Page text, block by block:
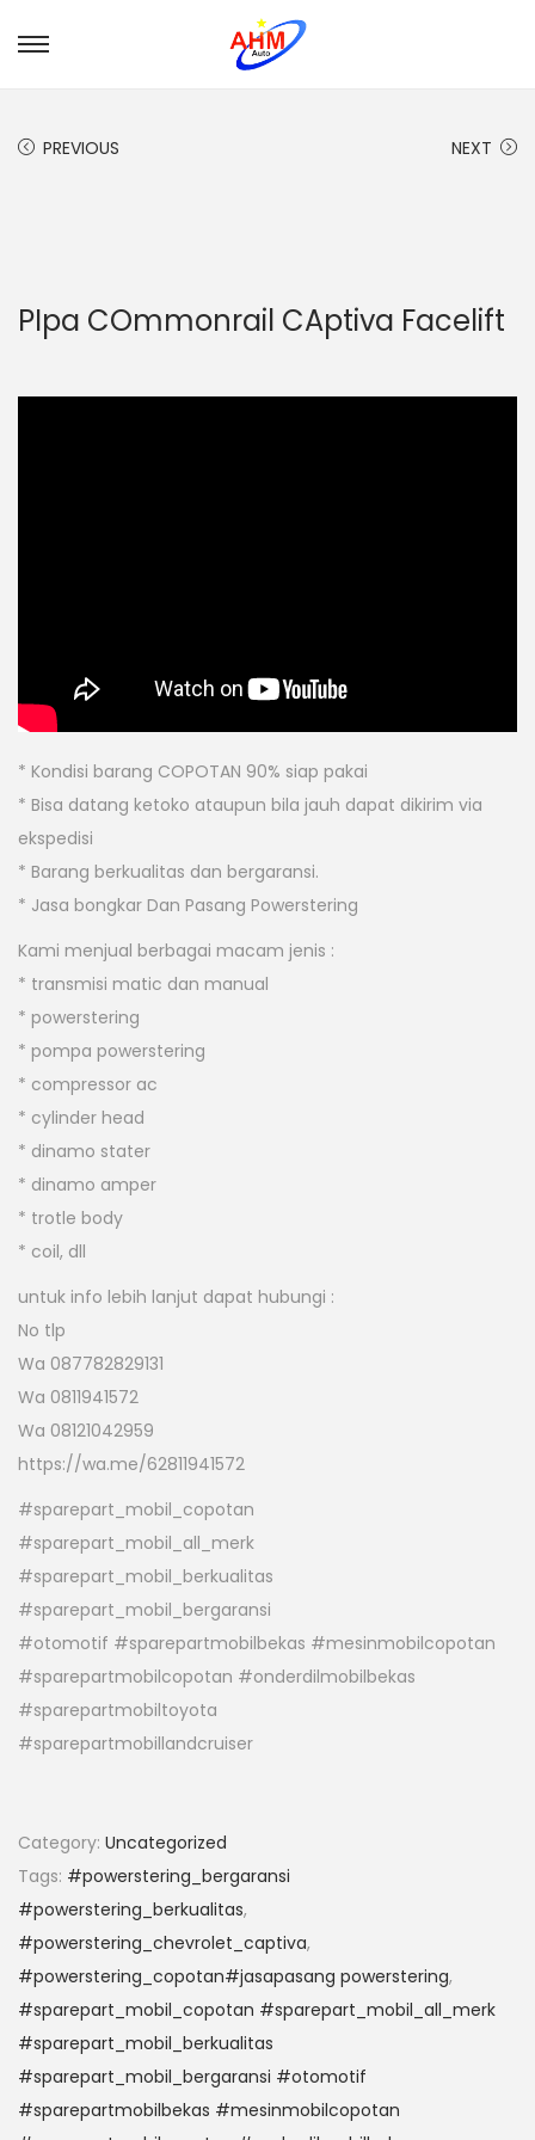
PREVIOUS NEXT
PIpa COmmonrail CAptiva Facelift
* Kondisi barang COPOTAN 90% siap pakai
* Bisa datang ketoko ataupun bila jauh dapat dikirim via
ekspedisi
* Barang berkualitas dan bergaransi.
* Jasa bongkar Dan Pasang Powerstering
Kami menjual berbagai macam jenis :
* transmisi matic dan manual
* powerstering
* pompa powerstering
* compressor ac
* cylinder head
* dinamo stater
* dinamo amper
* trotle body
* coil, dll
untuk info lebih lanjut dapat hubungi :
No tlp
Wa 087782829131
Wa 0811941572
Wa 08121042959
https://wa.me/62811941572
#sparepart_mobil_copotan
#sparepart_mobil_all_merk
#sparepart_mobil_berkualitas
#sparepart_mobil_bergaransi
#otomotif #sparepartmobilbekas #mesinmobilcopotan
#sparepartmobilcopotan #onderdilmobilbekas
#sparepartmobiltoyota
#sparepartmobillandcruiser
Category: Uncategorized
Tags: #powerstering_bergaransi
#powerstering_berkualitas,
#powerstering_chevrolet_captiva,
#powerstering_copotan#jasapasang powerstering,
#sparepart_mobil_copotan #sparepart_mobil_all_merk
#sparepart_mobil_berkualitas
#sparepart_mobil_bergaransi #otomotif
#sparepartmobilbekas #mesinmobilcopotan